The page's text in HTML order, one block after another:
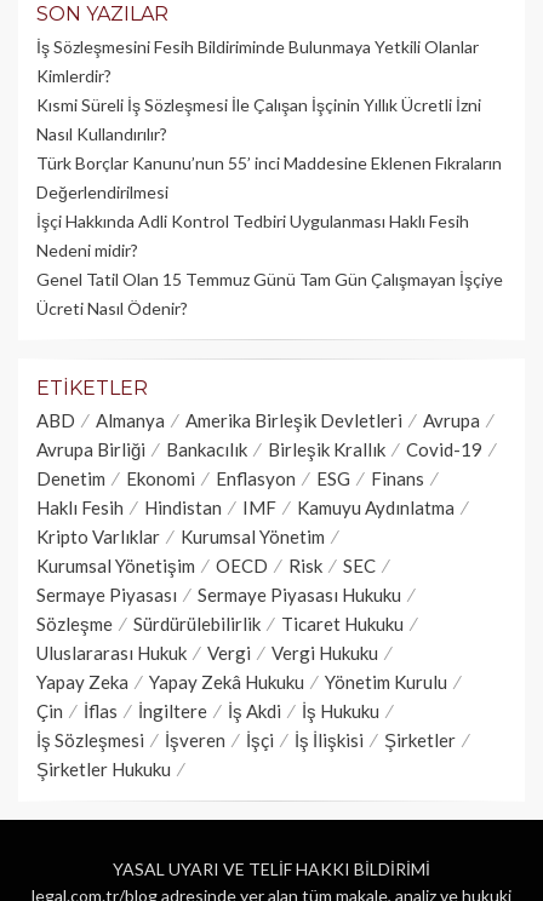
SON YAZILAR
İş Sözleşmesini Fesih Bildiriminde Bulunmaya Yetkili Olanlar
Kimlerdir?
Kısmi Süreli İş Sözleşmesi İle Çalışan İşçinin Yıllık Üc­retli İzni
Nasıl Kullandırılır?
Türk Borçlar Kanunu’nun 55’ inci Maddesine Eklenen Fıkraların
Değerlendirilmesi
İşçi Hakkında Adli Kontrol Tedbiri Uygulanması Haklı Fesih
Nedeni midir?
Genel Tatil Olan 15 Temmuz Günü Tam Gün Çalışmayan İşçiye
Ücreti Nasıl Ödenir?
ETIKETLER
ABD Almanya Amerika Birleşik Devletleri
Avrupa
Avrupa Birliği
Bankacılık Birleşik Krallık
Covid-19
Denetim
Ekonomi Enflasyon ESG
Finans
Haklı Fesih
Hindistan IMF
Kamuyu Aydınlatma
Kripto Varlıklar
Kurumsal Yönetim
Kurumsal Yönetişim
OECD Risk
SEC
Sermaye Piyasası
Sermaye Piyasası Hukuku
Sözleşme
Sürdürülebilirlik
Ticaret Hukuku
Uluslararası Hukuk
Vergi
Vergi Hukuku
Yapay Zeka
Yapay Zekâ Hukuku
Yönetim Kurulu
Çin
İflas İngiltere İş Akdi
İş Hukuku
İş Sözleşmesi
İşveren İşçi İş İlişkisi
Şirketler
Şirketler Hukuku
YASAL UYARI VE TELİF HAKKI BİLDİRİMİ
legal.com.tr/blog adresinde yer alan tüm makale, analiz ve hukuki